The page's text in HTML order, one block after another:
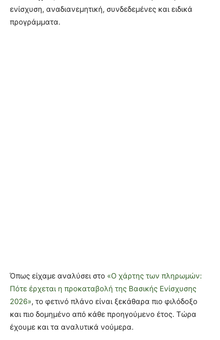
ενίσχυση, αναδιανεμητική, συνδεδεμένες και ειδικά
προγράμματα.
Όπως είχαμε αναλύσει στο «Ο χάρτης των πληρωμών:
Πότε έρχεται η προκαταβολή της Βασικής Ενίσχυσης
2026», το φετινό πλάνο είναι ξεκάθαρα πιο φιλόδοξο
και πιο δομημένο από κάθε προηγούμενο έτος. Τώρα
έχουμε και τα αναλυτικά νούμερα.